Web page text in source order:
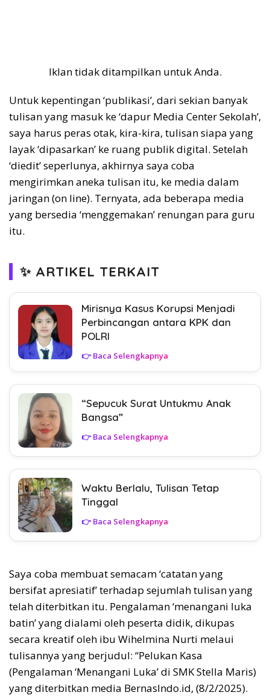
Iklan tidak ditampilkan untuk Anda.
Untuk kepentingan ‘publikasi’, dari sekian banyak
tulisan yang masuk ke ‘dapur Media Center Sekolah’,
saya harus peras otak, kira-kira, tulisan siapa yang
layak ‘dipasarkan’ ke ruang publik digital. Setelah
‘diedit’ seperlunya, akhirnya saya coba
mengirimkan aneka tulisan itu, ke media dalam
jaringan (on line). Ternyata, ada beberapa media
yang bersedia ‘menggemakan’ renungan para guru
itu.
✨ ARTIKEL TERKAIT
Mirisnya Kasus Korupsi Menjadi
Perbincangan antara KPK dan
POLRI
👉 Baca Selengkapnya
“Sepucuk Surat Untukmu Anak
Bangsa”
👉 Baca Selengkapnya
Waktu Berlalu, Tulisan Tetap
Tinggal
👉 Baca Selengkapnya
Saya coba membuat semacam ‘catatan yang
bersifat apresiatif’ terhadap sejumlah tulisan yang
telah diterbitkan itu. Pengalaman ‘menangani luka
batin’ yang dialami oleh peserta didik, dikupas
secara kreatif oleh ibu Wihelmina Nurti melaui
tulisannya yang berjudul: “Pelukan Kasa
(Pengalaman ‘Menangani Luka’ di SMK Stella Maris)
yang diterbitkan media BernasIndo.id, (8/2/2025).